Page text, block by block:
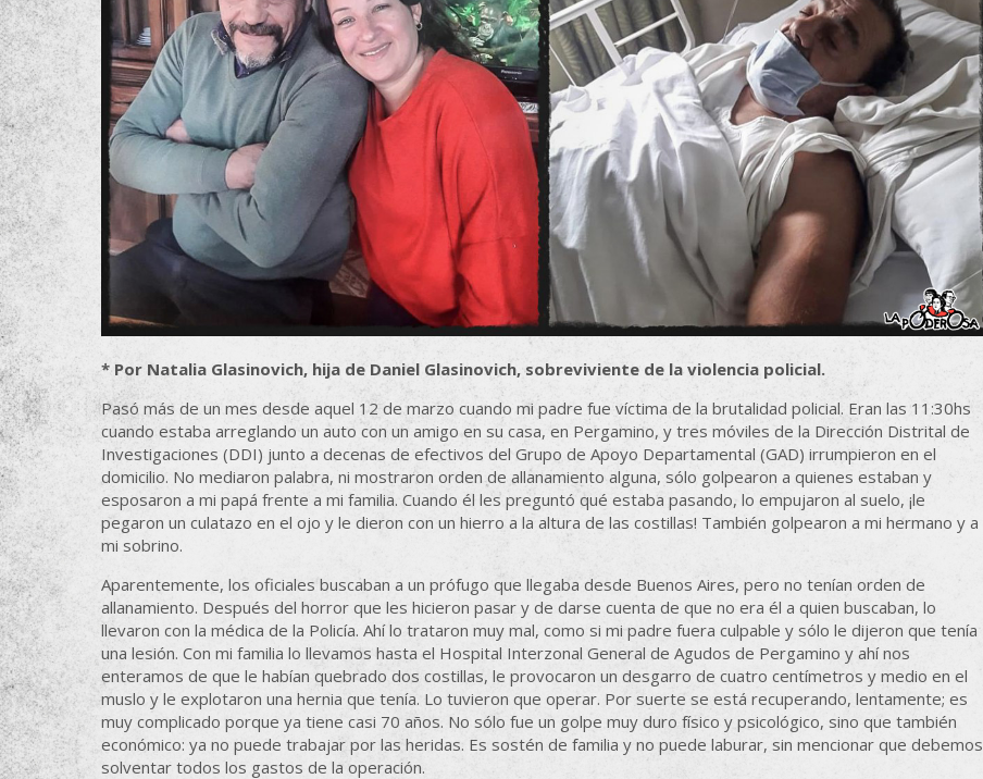
* Por Natalia Glasinovich, hija de Daniel Glasinovich, sobreviviente de la violencia policial.
Pasó más de un mes desde aquel 12 de marzo cuando mi padre fue víctima de la brutalidad policial. Eran las 11:30hs
cuando estaba arreglando un auto con un amigo en su casa, en Pergamino, y tres móviles de la Dirección Distrital de
Investigaciones (DDI) junto a decenas de efectivos del Grupo de Apoyo Departamental (GAD) irrumpieron en el
domicilio. No mediaron palabra, ni mostraron orden de allanamiento alguna, sólo golpearon a quienes estaban y
esposaron a mi papá frente a mi familia. Cuando él les preguntó qué estaba pasando, lo empujaron al suelo, ¡le
pegaron un culatazo en el ojo y le dieron con un hierro a la altura de las costillas! También golpearon a mi hermano y a
mi sobrino.
Aparentemente, los oficiales buscaban a un prófugo que llegaba desde Buenos Aires, pero no tenían orden de
allanamiento. Después del horror que les hicieron pasar y de darse cuenta de que no era él a quien buscaban, lo
llevaron con la médica de la Policía. Ahí lo trataron muy mal, como si mi padre fuera culpable y sólo le dijeron que tenía
una lesión. Con mi familia lo llevamos hasta el Hospital Interzonal General de Agudos de Pergamino y ahí nos
enteramos de que le habían quebrado dos costillas, le provocaron un desgarro de cuatro centímetros y medio en el
muslo y le explotaron una hernia que tenía. Lo tuvieron que operar. Por suerte se está recuperando, lentamente; es
muy complicado porque ya tiene casi 70 años. No sólo fue un golpe muy duro físico y psicológico, sino que también
económico: ya no puede trabajar por las heridas. Es sostén de familia y no puede laburar, sin mencionar que debemos
solventar todos los gastos de la operación.